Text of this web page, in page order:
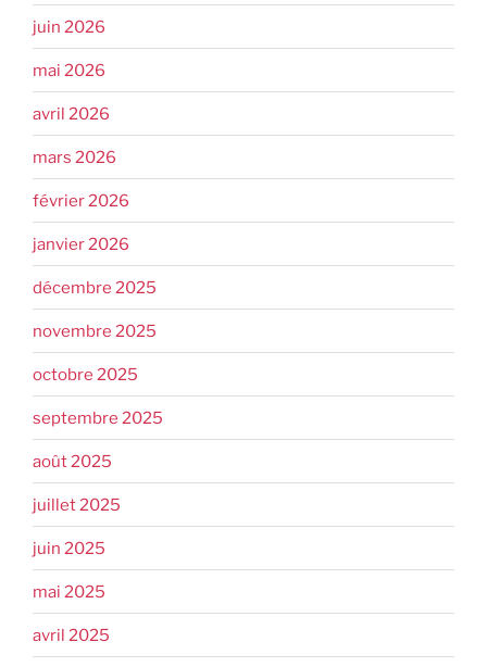
juin 2026
mai 2026
avril 2026
mars 2026
février 2026
janvier 2026
décembre 2025
novembre 2025
octobre 2025
septembre 2025
août 2025
juillet 2025
juin 2025
mai 2025
avril 2025